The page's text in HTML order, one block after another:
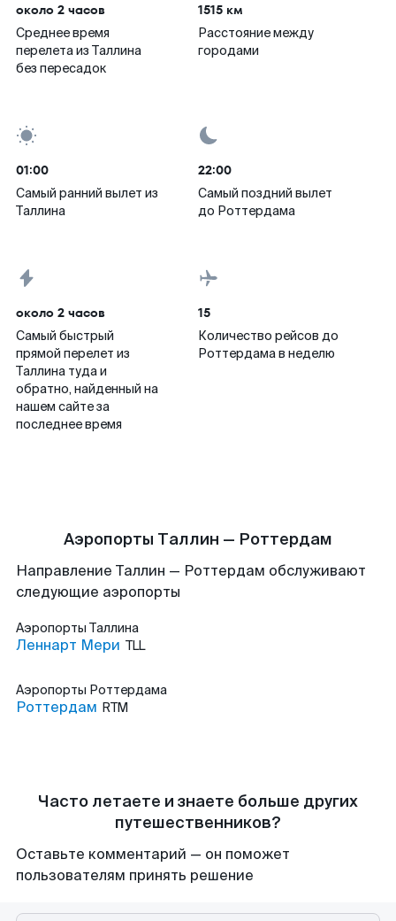
около 2 часов
Среднее время
перелета из Таллина
без пересадок
1515 км
Расстояние между
городами
01:00
Самый ранний вылет из
Таллина
22:00
Самый поздний вылет
до Роттердама
около 2 часов
Самый быстрый
прямой перелет из
Таллина туда и
обратно, найденный на
нашем сайте за
последнее время
15
Количество рейсов до
Роттердама в неделю
Аэропорты Таллин — Роттердам
Направление Таллин — Роттердам обслуживают
следующие аэропорты
Аэропорты Таллина
Леннарт Мери TLL
Аэропорты Роттердама
Роттердам RTM
Часто летаете и знаете больше других
путешественников?
Оставьте комментарий — он поможет
пользователям принять решение